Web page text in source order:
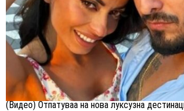
(Видео) Отпатуваа на нова луксузна